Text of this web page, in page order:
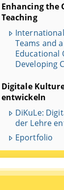
Enhancing the
Teaching
Teams and
Educational
Developing
Digitale
entwickeln
DiKuLe:
der Lehre
Eportfolio